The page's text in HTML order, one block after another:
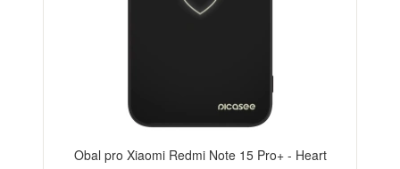
Obal pro Xiaomi Redmi Note 15 Pro+ - Heart